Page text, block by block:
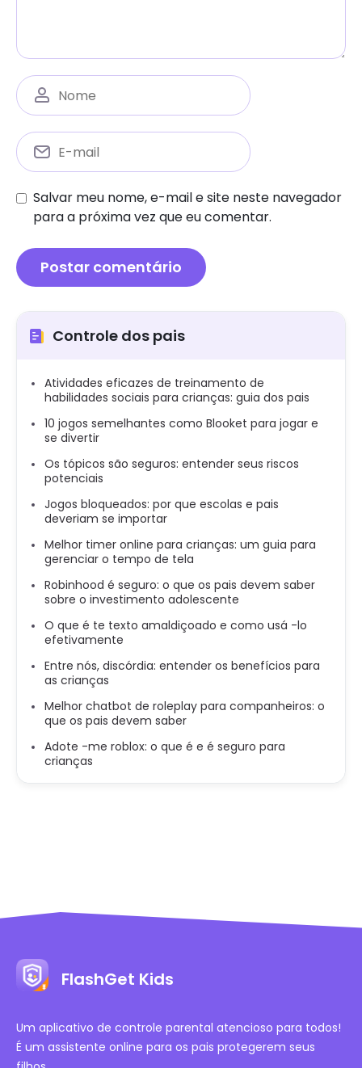
Salvar meu nome, e-mail e site neste navegador
para a próxima vez que eu comentar.
Controle dos pais
Atividades eficazes de treinamento de
habilidades sociais para crianças: guia dos pais
10 jogos semelhantes como Blooket para jogar e
se divertir
Os tópicos são seguros: entender seus riscos
potenciais
Jogos bloqueados: por que escolas e pais
deveriam se importar
Melhor timer online para crianças: um guia para
gerenciar o tempo de tela
Robinhood é seguro: o que os pais devem saber
sobre o investimento adolescente
O que é te texto amaldiçoado e como usá -lo
efetivamente
Entre nós, discórdia: entender os benefícios para
as crianças
Melhor chatbot de roleplay para companheiros: o
que os pais devem saber
Adote -me roblox: o que é e é seguro para
crianças
FlashGet Kids
Um aplicativo de controle parental atencioso para todos!
É um assistente online para os pais protegerem seus